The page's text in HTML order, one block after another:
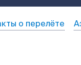
о перелёте